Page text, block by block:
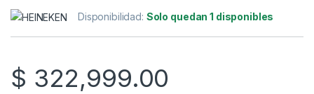
Disponibilidad: Solo quedan 1 disponibles
$ 322,999.00